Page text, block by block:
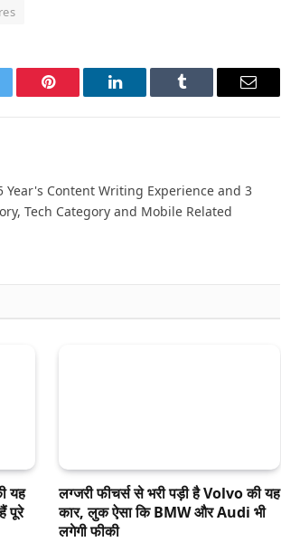
Pinterest LinkedIn Tumblr Email
Year's Content Writing Experience and 3
Tech Category and Mobile Related
यह
पूरे
लग्जरी फीचर्स से भरी पड़ी है Volvo की यह
कार, लुक ऐसा कि BMW और Audi भी
लगेगी फीकी